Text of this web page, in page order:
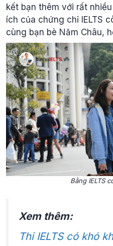
kết bạn thêm với rất
ích của chứng chỉ IELTS
cùng bạn bè Năm Châu,
Bằng IELTS
Xem thêm:
Thi IELTS có khó